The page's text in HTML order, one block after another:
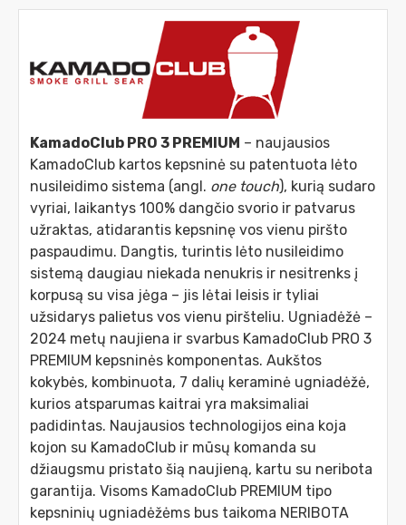
KamadoClub PRO 3 PREMIUM – naujausios
KamadoClub kartos kepsninė su patentuota lėto
nusileidimo sistema (angl. one touch), kurią sudaro
vyriai, laikantys 100% dangčio svorio ir patvarus
užraktas, atidarantis kepsninę vos vienu piršto
paspaudimu. Dangtis, turintis lėto nusileidimo
sistemą daugiau niekada nenukris ir nesitrenks į
korpusą su visa jėga – jis lėtai leisis ir tyliai
užsidarys palietus vos vienu piršteliu. Ugniadėžė –
2024 metų naujiena ir svarbus KamadoClub PRO 3
PREMIUM kepsninės komponentas. Aukštos
kokybės, kombinuota, 7 dalių keraminė ugniadėžė,
kurios atsparumas kaitrai yra maksimaliai
padidintas. Naujausios technologijos eina koja
kojon su KamadoClub ir mūsų komanda su
džiaugsmu pristato šią naujieną, kartu su neribota
garantija. Visoms KamadoClub PREMIUM tipo
kepsninių ugniadėžėms bus taikoma NERIBOTA